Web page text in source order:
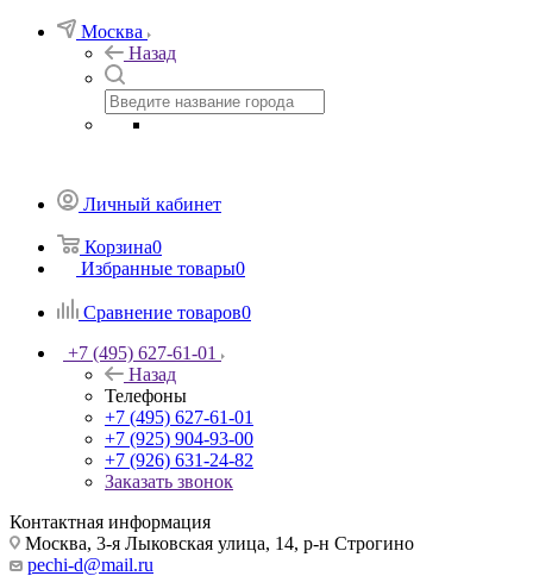
Москва
Назад
Личный кабинет
Корзина0
Избранные товары0
Сравнение товаров0
+7 (495) 627-61-01
Назад
Телефоны
+7 (495) 627-61-01
+7 (925) 904-93-00
+7 (926) 631-24-82
Заказать звонок
Контактная информация
Москва, 3-я Лыковская улица, 14, р-н Строгино
pechi-d@mail.ru